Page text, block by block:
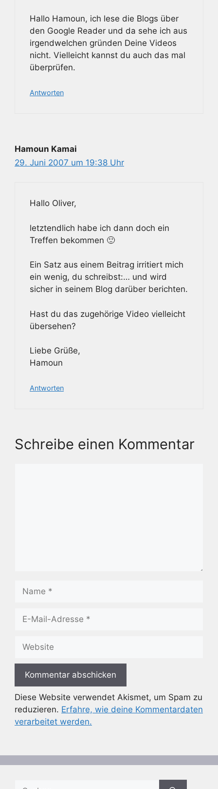
Hallo Hamoun, ich lese die Blogs über
den Google Reader und da sehe ich aus
irgendwelchen gründen Deine Videos
nicht. Vielleicht kannst du auch das mal
überprüfen.
Antworten
Hamoun Kamai
29. Juni 2007 um 19:38 Uhr
Hallo Oliver,
letztendlich habe ich dann doch ein
Treffen bekommen 🙂
Ein Satz aus einem Beitrag irritiert mich
ein wenig, du schreibst:… und wird
sicher in seinem Blog darüber berichten.
Hast du das zugehörige Video vielleicht
übersehen?
Liebe Grüße,
Hamoun
Antworten
Schreibe einen Kommentar
Name
Website
Diese Website verwendet Akismet, um Spam zu
reduzieren. Erfahre, wie deine Kommentardaten
verarbeitet werden.